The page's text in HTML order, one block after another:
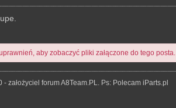
aby zobaczyć pliki załączone do tego posta.
założyciel forum A8Team.PL. Ps: Polecam iParts.pl